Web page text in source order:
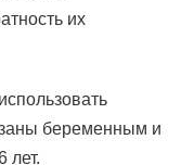
их
беременным и
лет.